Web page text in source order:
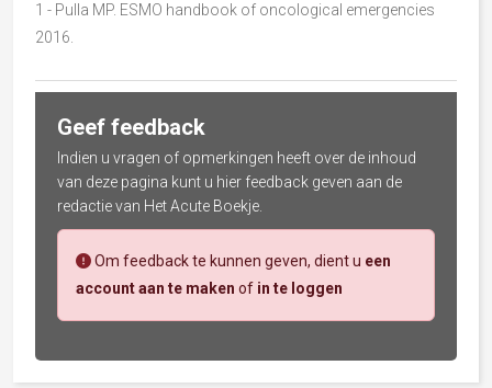
1 - Pulla MP. ESMO handbook of oncological emergencies
2016.
Geef feedback
Indien u vragen of opmerkingen heeft over de inhoud
van deze pagina kunt u hier feedback geven aan de
redactie van Het Acute Boekje.
Om feedback te kunnen geven, dient u een
account aan te maken of in te loggen